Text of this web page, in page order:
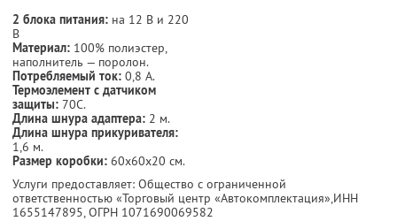
2 блока питания: на 12 В и 220
В
Материал: 100% полиэстер,
наполнитель — поролон.
Потребляемый ток: 0,8 А.
Термоэлемент с датчиком
защиты: 70С.
Длина шнура адаптера: 2 м.
Длина шнура прикуривателя:
1,6 м.
Размер коробки: 60х60х20 см.
Услуги предоставляет: Общество с ограниченной
ответственностью «Торговый центр «Автокомплектация»,ИНН
1655147895, ОГРН 1071690069582